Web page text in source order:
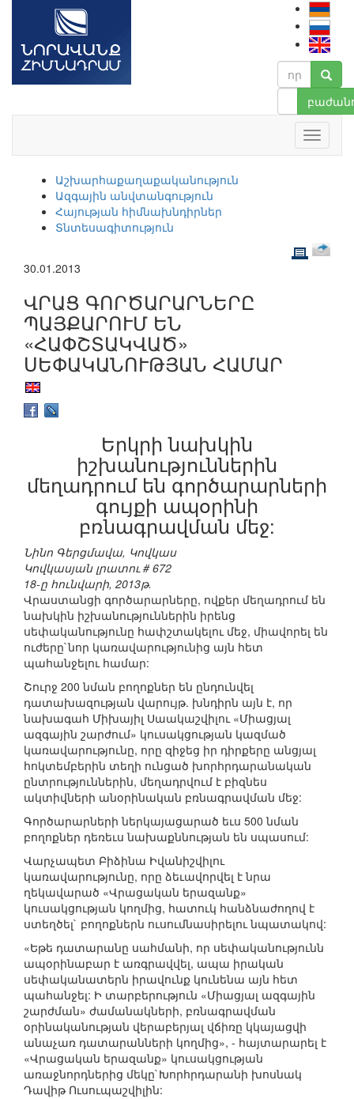
Աշխարհաքաղաքականություն
Ազգային անվտանգություն
Հայության հիմնախնդիրներ
Տնտեսագիտություն
30.01.2013
ՎՐԱՑ ԳՈՐԾԱՐԱՐՆԵՐԸ
ՊԱՅՔԱՐՈՒՄ ԵՆ
«ՀԱՓՇՏԱԿՎԱԾ»
ՍԵՓԱԿԱՆՈՒԹՅԱՆ ՀԱՄԱՐ
Երկրի նախկին
իշխանություններին
մեղադրում են գործարարների
գույքի ապօրինի
բռնագրավման մեջ:
Նինո Գերցմավա, Կովկաս
Կովկասյան լրատու # 672
18-ը հունվարի, 2013թ.
Վրաստանցի գործարարները, ովքեր մեղադրում են
նախկին իշխանություններին իրենց
սեփականությունը հափշտակելու մեջ, միավորել են
ուժերը`նոր կառավարությունից այն հետ
պահանջելու համար:
Շուրջ 200 նման բողոքներ են ընդունվել
դատախազության վարույթ. խնդիրն այն է, որ
նախագահ Միխայիլ Սաակաշվիլու «Միացյալ
ազգային շարժում» կուսակցության կազմած
կառավարությունը, որը զիջեց իր դիրքերը անցյալ
հոկտեմբերին տեղի ունցած խորհրդարանական
ընտրություններին, մեղադրվում է բիզնես
ակտիվների անօրինական բռնագրավման մեջ:
Գործարարների ներկայացարած եւս 500 նման
բողոքներ դեռեւս նախաքննության են սպասում:
Վարչապետ Բիձինա Իվանիշվիլու
կառավարությունը, որը ձեւավորվել է նրա
ղեկավարած «Վրացական երազանք»
կուսակցության կողմից, հատուկ հանձնաժողով է
ստեղծել` բողոքներն ուսումնասիրելու նպատակով:
«Եթե դատարանը սահմանի, որ սեփականությունն
ապօրինաբար է առգրավվել, ապա իրական
սեփականատերն իրավունք կունենա այն հետ
պահանջել: Ի տարբերություն «Միացյալ ազգային
շարժման» ժամանակների, բռնագրավման
օրինականության վերաբերյալ վճիռը կկայացվի
անաչառ դատարանների կողմից», - հայտարարել է
«Վրացական երազանք» կուսակցության
առաջնորդներից մեկը`Խորհրդարանի խոսնակ
Դավիթ Ուսուպաշվիլին: